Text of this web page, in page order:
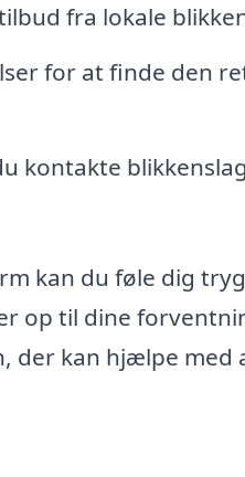
fra lokale
for at finde den
kontakte
kan du føle dig
op til dine
der kan hjælpe med